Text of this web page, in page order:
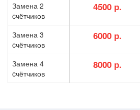
Замена 2
cчётчиков
4500 р.
Замена 3
cчётчиков
6000 р.
Замена 4
cчётчиков
8000 р.